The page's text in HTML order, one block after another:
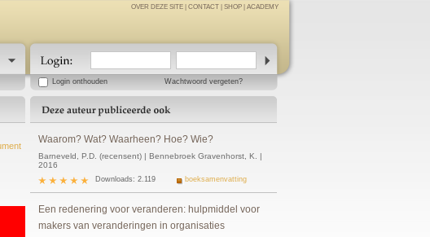
OVER DEZE SITE CONTACT SHOP ACADEMY
Login onthouden Wachtwoord vergeten?
Waarom? Wat? Waarheen? Hoe? Wie?
Barneveld, P.D. (recensent) | Bennebroek Gravenhorst, K. |
2016
Downloads: 2.119 boeksamenvatting
Een redenering voor veranderen: hulpmiddel voor
makers van veranderingen in organisaties